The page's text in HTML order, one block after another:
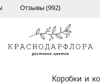
Отзывы (992)
Коробки и